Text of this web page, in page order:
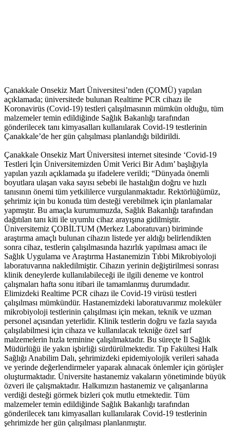
Çanakkale Onsekiz Mart Üniversitesi’nden (ÇOMÜ) yapılan
açıklamada; üniversitede bulunan Realtime PCR cihazı ile
Koronavirüs (Covid-19) testleri çalışılmasının mümkün olduğu, tüm
malzemeler temin edildiğinde Sağlık Bakanlığı tarafından
gönderilecek tanı kimyasalları kullanılarak Covid-19 testlerinin
Çanakkale’de her gün çalışılması planlandığı bildirildi.
Çanakkale Onsekiz Mart Üniversitesi internet sitesinde ‘Covid-19
Testleri İçin Üniversitemizden Ümit Verici Bir Adım’ başlığıyla
yapılan yazılı açıklamada şu ifadelere verildi; “Dünyada önemli
boyutlara ulaşan vaka sayısı sebebi ile hastalığın doğru ve hızlı
tanısının önemi tüm yetkililerce vurgulanmaktadır. Rektörlüğümüz,
şehrimiz için bu konuda tüm desteği verebilmek için planlamalar
yapmıştır. Bu amaçla kurumumuzda, Sağlık Bakanlığı tarafından
dağıtılan tanı kiti ile uyumlu cihaz arayışına gidilmiştir.
Üniversitemiz ÇOBİLTUM (Merkez Laboratuvarı) biriminde
araştırma amaçlı bulunan cihazın listede yer aldığı belirlendikten
sonra cihaz, testlerin çalışılmasında hazırlık yapılması amacı ile
Sağlık Uygulama ve Araştırma Hastanemizin Tıbbi Mikrobiyoloji
laboratuvarına nakledilmiştir. Cihazın yerinin değiştirilmesi sonrası
klinik deneylerde kullanılabileceği ile ilgili deneme ve kontrol
çalışmaları hafta sonu itibari ile tamamlanmış durumdadır.
Elimizdeki Realtime PCR cihazı ile Covid-19 virüsü testleri
çalışılması mümkündür. Hastanemizdeki laboratuvarımız moleküler
mikrobiyoloji testlerinin çalışılması için mekan, teknik ve uzman
personel açısından yeterlidir. Klinik testlerin doğru ve fazla sayıda
çalışılabilmesi için cihaza ve kullanılacak tekniğe özel sarf
malzemelerin hızla teminine çalışılmaktadır. Bu süreçte İl Sağlık
Müdürlüğü ile yakın işbirliği sürdürülmektedir. Tıp Fakültesi Halk
Sağlığı Anabilim Dalı, şehrimizdeki epidemiyolojik verileri sahada
ve yerinde değerlendirmeler yaparak alınacak önlemler için görüşler
oluşturmaktadır. Üniversite hastanemiz vakaların yönetiminde büyük
özveri ile çalışmaktadır. Halkımızın hastanemiz ve çalışanlarına
verdiği desteği görmek bizleri çok mutlu etmektedir. Tüm
malzemeler temin edildiğinde Sağlık Bakanlığı tarafından
gönderilecek tanı kimyasalları kullanılarak Covid-19 testlerinin
şehrimizde her gün çalışılması planlanmıştır.